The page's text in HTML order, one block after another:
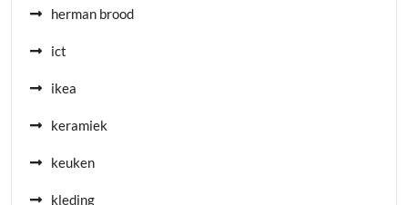
herman brood
ict
ikea
keramiek
keuken
kleding